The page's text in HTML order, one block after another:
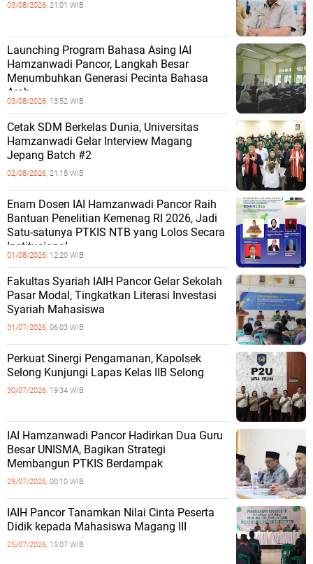
03/08/2026, 21:01 WIB
Launching Program Bahasa Asing IAI
Hamzanwadi Pancor, Langkah Besar
Menumbuhkan Generasi Pecinta Bahasa
Arab
03/08/2026, 13:52 WIB
Cetak SDM Berkelas Dunia, Universitas
Hamzanwadi Gelar Interview Magang
Jepang Batch #2
02/08/2026, 21:18 WIB
Enam Dosen IAI Hamzanwadi Pancor Raih
Bantuan Penelitian Kemenag RI 2026, Jadi
Satu-satunya PTKIS NTB yang Lolos Secara
Institusional
01/08/2026, 12:20 WIB
Fakultas Syariah IAIH Pancor Gelar Sekolah
Pasar Modal, Tingkatkan Literasi Investasi
Syariah Mahasiswa
31/07/2026, 06:03 WIB
Perkuat Sinergi Pengamanan, Kapolsek
Selong Kunjungi Lapas Kelas IIB Selong
30/07/2026, 19:34 WIB
IAI Hamzanwadi Pancor Hadirkan Dua Guru
Besar UNISMA, Bagikan Strategi
Membangun PTKIS Berdampak
29/07/2026, 00:10 WIB
IAIH Pancor Tanamkan Nilai Cinta Peserta
Didik kepada Mahasiswa Magang III
25/07/2026, 15:07 WIB